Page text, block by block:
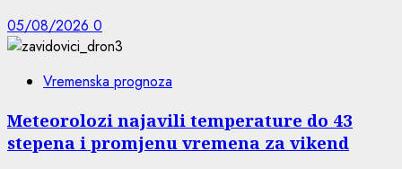
05/08/2026 0
Vremenska prognoza
Meteorolozi najavili temperature do 43
stepena i promjenu vremena za vikend